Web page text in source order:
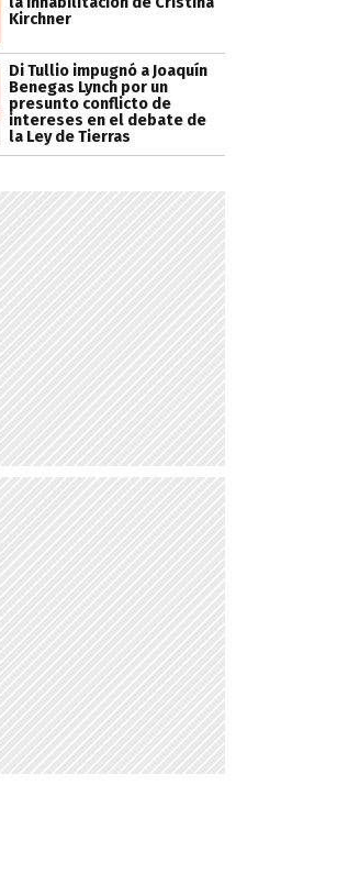
Kirchner
Di Tullio impugnó a Joaquín
Benegas Lynch por un
presunto conflicto de
intereses en el debate de
la Ley de Tierras